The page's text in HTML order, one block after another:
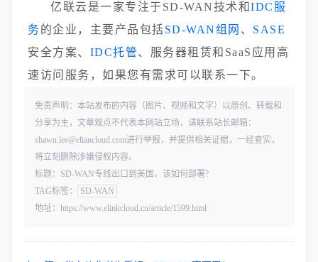
亿联云是一家专注于SD-WAN技术和IDC服
务的企业，主要产品包括SD-WAN组网 、 SASE
安全方案、 IDC托管、服务器租赁和SaaS应用高
速访问服务，如果您有需求可以联系一下。
免责声明：本站发布的内容（图片、视频和文字）以原创、转载和
分享为主，文章观点不代表本网站立场，请联系站长邮箱：
shawn.lee@eliancloud.com进行举报，并提供相关证据，一经查实，
将立刻删除涉嫌侵权内容。
标题：SD-WAN专线出口到美国，该如何部署?
TAG标签：
SD-WAN
地址：https://www.elinkcloud.cn/article/1599.html